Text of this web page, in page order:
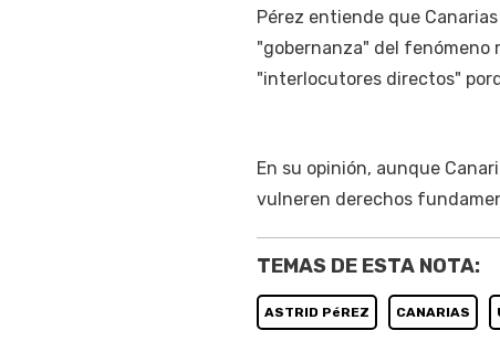
Pérez entiende que
"gobernanza" del fenómeno
"interlocutores directos"
En su opinión, aunque
vulneren derechos
TEMAS DE ESTA NOTA:
ASTRID PéREZ CANARIAS